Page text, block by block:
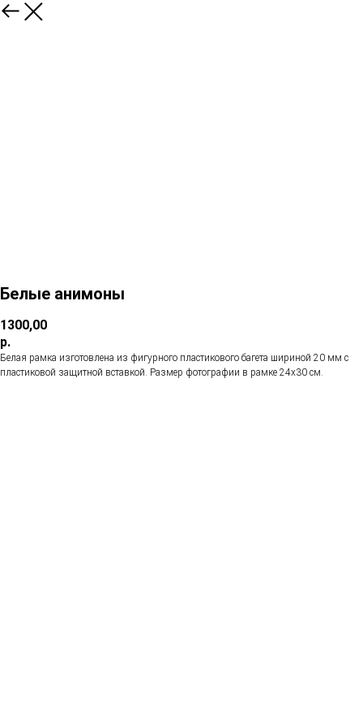
Белые анимоны
1300,00
р.
Белая рамка изготовлена из фигурного пластикового багета шириной 20 мм с
пластиковой защитной вставкой. Размер фотографии в рамке 24x30 см.